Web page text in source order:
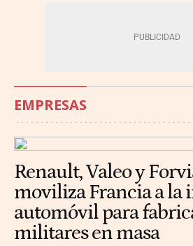
EMPRESAS
Renault, Valeo y
moviliza Francia a la
automóvil para
militares en masa